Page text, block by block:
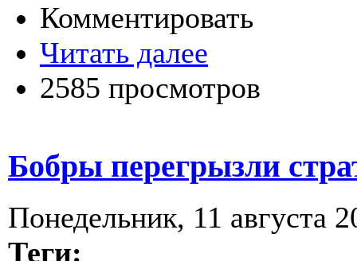
Комментировать
Читать далее
2585 просмотров
Бобры перегрызли
Понедельник, 11 августа
Теги: